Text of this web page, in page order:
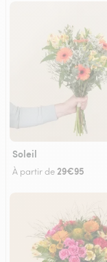
Soleil
À partir de29€95